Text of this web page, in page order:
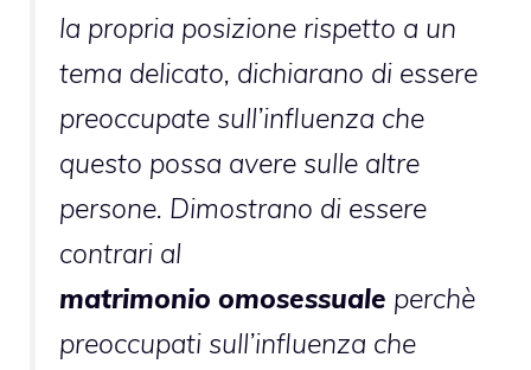
la propria posizione rispetto a un
tema delicato, dichiarano di essere
preoccupate sull’influenza che
questo possa avere sulle altre
persone. Dimostrano di essere
contrari al
matrimonio omosessuale perchè
preoccupati sull’influenza che